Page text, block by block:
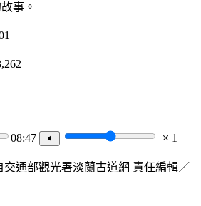
事。
08:47 1
通部觀光署淡蘭古道網 責任編輯／